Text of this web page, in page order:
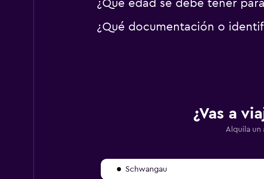
¿Qué edad se debe tener
¿Qué documentación o
¿Vas a
Alquila un
Schwangau